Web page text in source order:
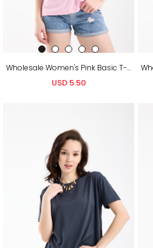
Wholesale Women's Pink Basic T-Shirt
USD 5.50